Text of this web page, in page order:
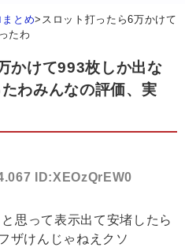
まとめ> スロット打ったら6万かけて
たわ
かけて993枚しか出な
わみんなの評価、実
ID:XEOzQrEW0
思って表示出て安堵したら
ザけんじゃねえクソ